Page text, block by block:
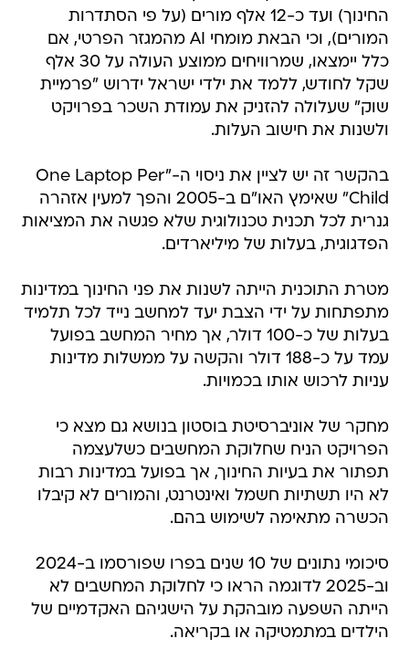
החינוך) ועד כ-12 אלף מורים (על פי הסתדרות
המורים), וכי הבאת מומחי AI מהמגזר הפרטי, אם
כלל יימצאו, שמרוויחים ממוצע העולה על 30 אלף
שקל לחודש, ללמד את ילדי ישראל ידרוש "פרמיית
שוק" שעלולה להזניק את עמודת השכר בפרויקט
ולשנות את חישוב העלות.
בהקשר זה יש לציין את ניסוי ה-"One Laptop Per
Child" שאימץ האו"ם ב-2005 והפך למעין אזהרה
גנרית לכל תכנית טכנולוגית שלא פגשה את המציאות
הפדגוגית, בעלות של מיליארדים.
מטרת התוכנית הייתה לשנות את פני החינוך במדינות
מתפתחות על ידי הצבת יעד למחשב נייד לכל תלמיד
בעלות של כ-100 דולר, אך מחיר המחשב בפועל
עמד על כ-188 דולר והקשה על ממשלות מדינות
עניות לרכוש אותו בכמויות.
מחקר של אוניברסיטת בוסטון בנושא גם מצא כי
הפרויקט הניח שחלוקת המחשבים כשלעצמה
תפתור את בעיות החינוך, אך בפועל במדינות רבות
לא היו תשתיות חשמל ואינטרנט, והמורים לא קיבלו
הכשרה מתאימה לשימוש בהם.
סיכומי נתונים של 10 שנים בפרו שפורסמו ב-2024
וב-2025 לדוגמה הראו כי לחלוקת המחשבים לא
הייתה השפעה מובהקת על הישגיהם האקדמיים של
הילדים במתמטיקה או בקריאה.